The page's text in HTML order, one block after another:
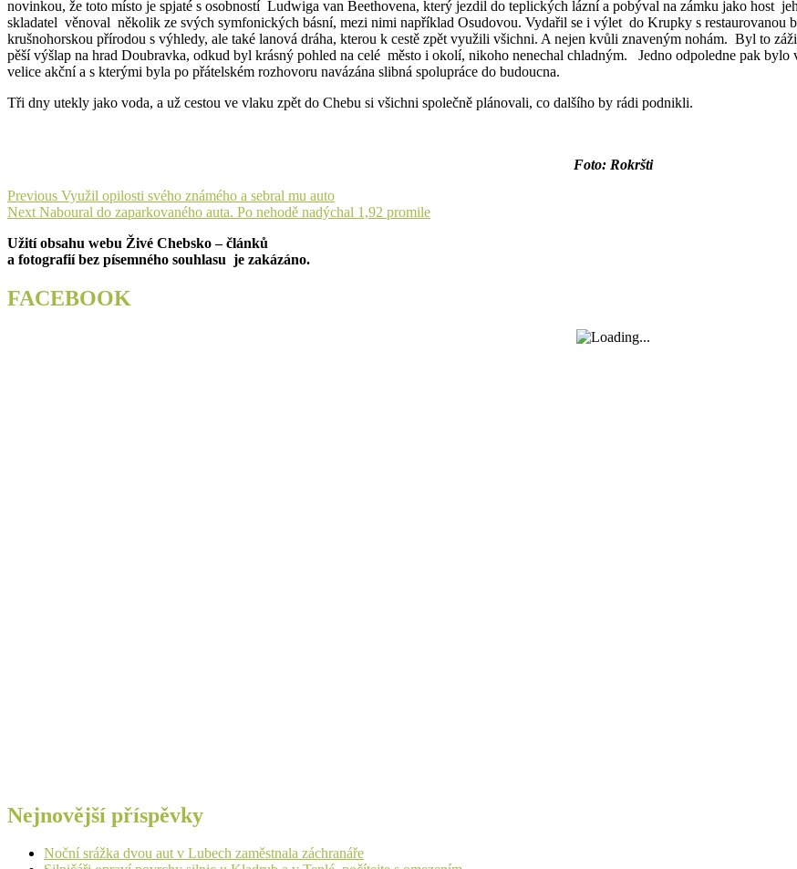
novinkou, že toto místo je spjaté s osobností Ludwiga van Beethovena, který jezdil do teplických lázní a pobýval na zámku jako host
skladatel věnoval několik ze svých symfonických básní, mezi nimi například Osudovou. Vydařil se i výlet do Krupky s restaurovanou
krušnohorskou přírodou s výhledy, ale také lanová dráha, kterou k cestě zpět využili všichni. A nejen kvůli znaveným nohám. Byl to
pěší výšlap na hrad Doubravka, odkud byl krásný pohled na celé město i okolí, nikoho nenechal chladným. Jedno odpoledne pak
velice akční a s kterými byla po přátelském rozhovoru navázána slibná spolupráce do budoucna.
Tři dny utekly jako voda, a už cestou ve vlaku zpět do Chebu si všichni společně plánovali, co dalšího by rádi podnikli.
Foto: Rokršti
Navigace
pro
příspěvek
Previous Previous
post:
Využil opilosti svého známého a sebral mu auto
Next Next
Naboural do zaparkovaného auta. Po nehodě nadýchal 1,92 promile
Užití obsahu webu Živé Chebsko – článků
a fotografií bez písemného souhlasu je zakázáno.
FACEBOOK
Nejnovější příspěvky
Noční srážka dvou aut v Lubech zaměstnala záchranáře